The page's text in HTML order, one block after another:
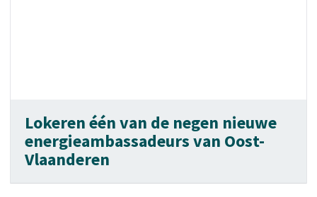
Lokeren één van de negen nieuwe
energieambassadeurs van Oost-
Vlaanderen